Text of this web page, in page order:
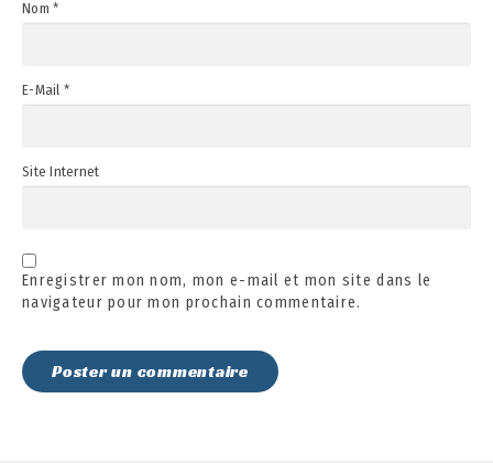
Nom*
E-Mail *
Site Internet
Enregistrer mon nom, mon e-mail et mon site dans le
navigateur pour mon prochain commentaire.